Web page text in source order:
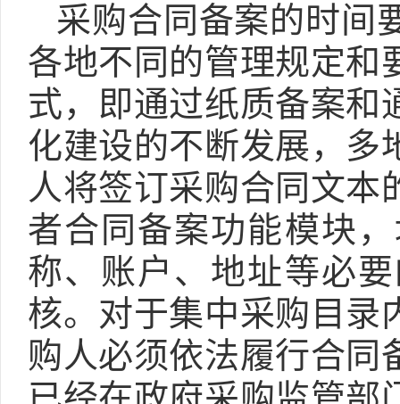
采购合同备案的时间
各地不同的管理规定和
式，即通过纸质备案和
化建设的不断发展，多
人将签订采购合同文本
者合同备案功能模块
称、账户、地址等必
核。对于集中采购目录
购人必须依法履行合同